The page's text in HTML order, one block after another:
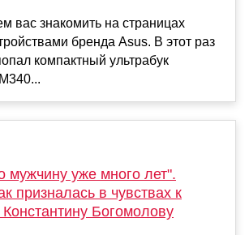
вас знакомить на страницах
бренда Asus. В этот раз
компактный ультрабук
мужчину уже много лет".
призналась в чувствах к
Богомолову